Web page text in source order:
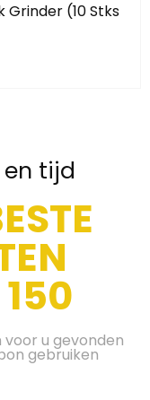
Grinder (10 Stks
tijd
u gevonden
gebruiken